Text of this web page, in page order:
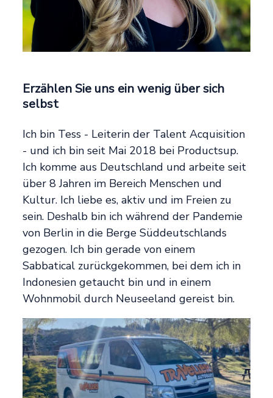
Erzählen Sie uns ein wenig über sich
selbst
Ich bin Tess - Leiterin der Talent Acquisition
- und ich bin seit Mai 2018 bei Productsup.
Ich komme aus Deutschland und arbeite seit
über 8 Jahren im Bereich Menschen und
Kultur. Ich liebe es, aktiv und im Freien zu
sein. Deshalb bin ich während der Pandemie
von Berlin in die Berge Süddeutschlands
gezogen. Ich bin gerade von einem
Sabbatical zurückgekommen, bei dem ich in
Indonesien getaucht bin und in einem
Wohnmobil durch Neuseeland gereist bin.